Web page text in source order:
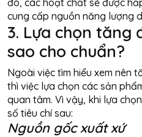
đó, các hoạt chất sẽ được
cung cấp nguồn năng lượng
3. Lựa chọn tăng
sao cho chuẩn?
Ngoài việc tìm hiểu xem nên
thì việc lựa chọn các sản
quan tâm. Vì vậy, khi lựa
số tiêu chí sau:
Nguồn gốc xuất xứ